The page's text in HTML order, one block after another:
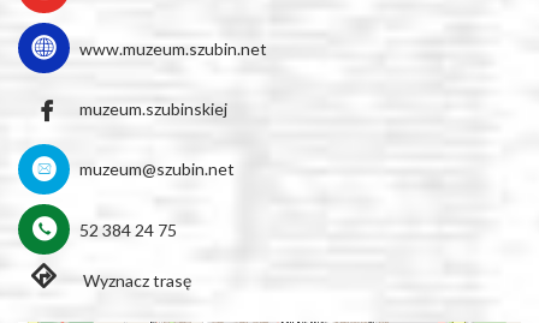
www.muzeum.szubin.net
muzeum.szubinskiej
muzeum@szubin.net
52 384 24 75
Wyznacz trasę